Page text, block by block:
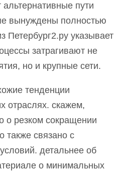
пути
вынуждены полностью
Петербург2.ру указывает
затрагивают не
но и крупные сети.
тенденции
отраслях. скажем,
о резком сокращении
также связано с
детальнее об
о минимальных